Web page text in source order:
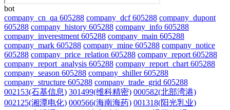
bot
company_cn_qa 605288 company_dcf 605288 company_dupont
605288 company_history 605288 company_info 605288
company_inverestment 605288 company_main 605288
company_mark 605288 company_mine 605288 company_notice
605288 company_price_relation 605288 company_report 605288
company_report_analysis 605288 company_report_chart 605288
company_season 605288 company_shiller 605288
company_structure 605288 company_trade_grid 605288
002153(石基信息) 301499(维科精密) 000582(北部湾港)
002125(湘潭电化) 000566(海南海药) 001318(阳光乳业)